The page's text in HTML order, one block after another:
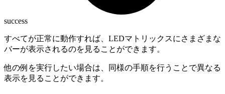
success
すべてが正常に動作すれば、LEDマトリックスにさまざまな
バーが表示されるのを見ることができます。
他の例を実行したい場合は、同様の手順を行うことで異なる
表示を見ることができます。